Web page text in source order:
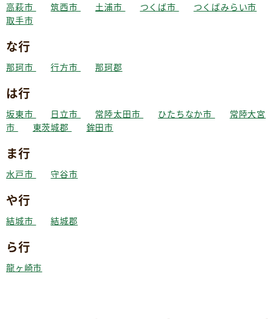
高萩市 筑西市 土浦市 つくば市
つくばみらい市
取手市
な行
那珂市 行方市 那珂郡
は行
坂東市 日立市 常陸太田市 ひたちなか市
常陸大宮
市
東茨城郡 鉾田市
ま行
水戸市 守谷市
や行
結城市 結城郡
ら行
龍ヶ崎市